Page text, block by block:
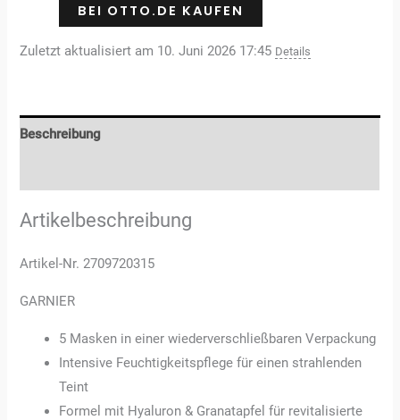
BEI OTTO.DE KAUFEN
Zuletzt aktualisiert am 10. Juni 2026 17:45 Details
Beschreibung
Artikelbeschreibung
Artikel-Nr. 2709720315
GARNIER
5 Masken in einer wiederverschließbaren Verpackung
Intensive Feuchtigkeitspflege für einen strahlenden
Teint
Formel mit Hyaluron & Granatapfel für revitalisierte